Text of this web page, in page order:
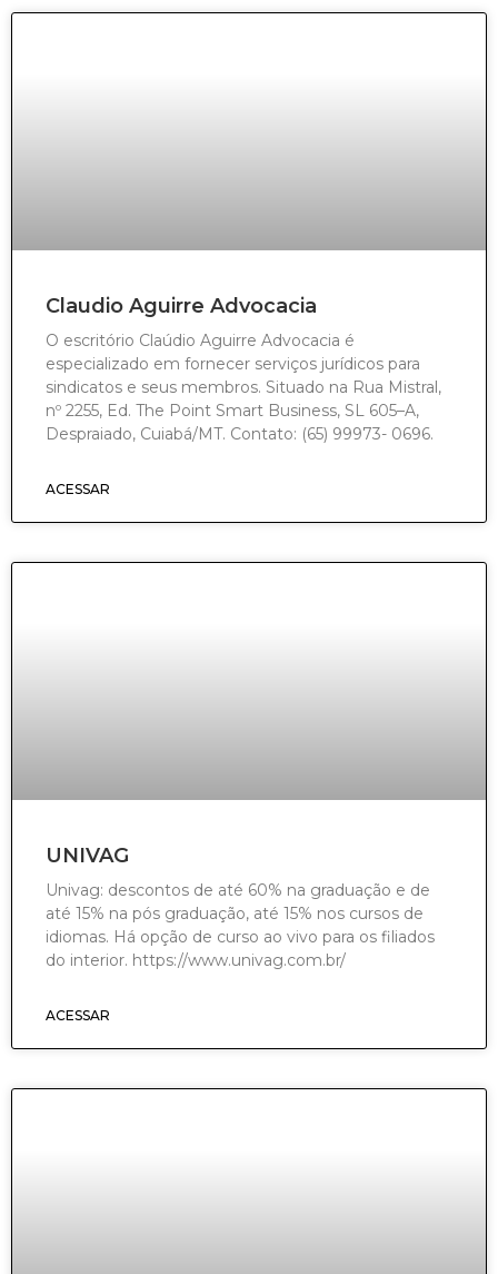
Claudio Aguirre Advocacia
O escritório Claúdio Aguirre Advocacia é
especializado em fornecer serviços jurídicos para
sindicatos e seus membros. Situado na Rua Mistral,
nº 2255, Ed. The Point Smart Business, SL 605–A,
Despraiado, Cuiabá/MT. Contato: (65) 99973- 0696.
ACESSAR
UNIVAG
Univag: descontos de até 60% na graduação e de
até 15% na pós graduação, até 15% nos cursos de
idiomas. Há opção de curso ao vivo para os filiados
do interior. https://www.univag.com.br/
ACESSAR